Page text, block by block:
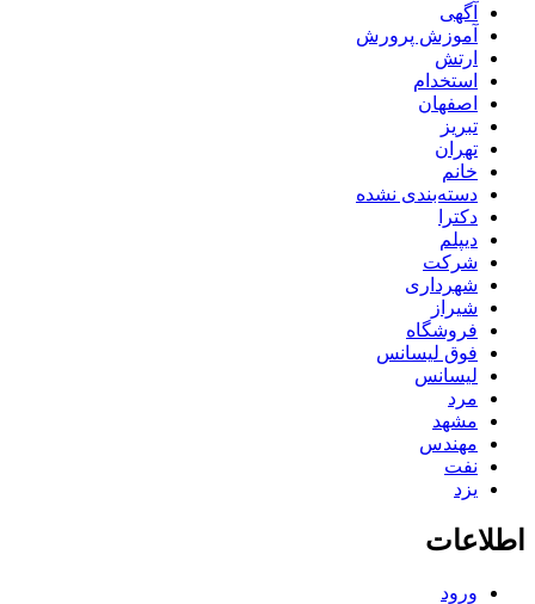
آگهی
آموزش پرورش
ارتش
استخدام
اصفهان
تبریز
تهران
خانم
دسته‌بندی نشده
دکترا
دیپلم
شرکت
شهرداری
شیراز
فروشگاه
فوق لیسانس
لیسانس
مرد
مشهد
مهندس
نفت
یزد
اطلاعات
ورود